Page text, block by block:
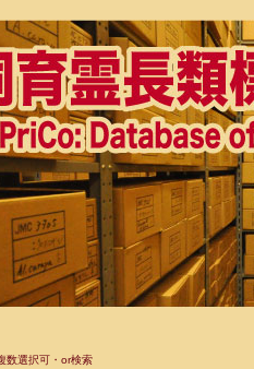
数選択可・or検索